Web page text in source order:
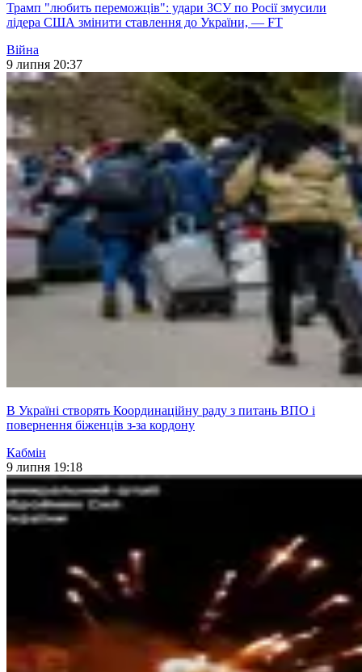
Трамп "любить переможців": удари ЗСУ по Росії змусили
лідера США змінити ставлення до України, — FT
Війна
9 липня 20:37
В Україні створять Координаційну раду з питань ВПО і
повернення біженців з-за кордону
Кабмін
9 липня 19:18